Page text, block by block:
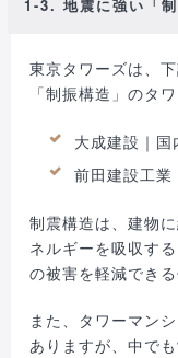
1-3. 地震に強い「
東京タワーズは、
「制振構造」のタ
大成建設｜国
前田建設工業
制震構造は、建物
ネルギーを吸収す
の被害を軽減できる
また、タワーマン
ありますが、中で